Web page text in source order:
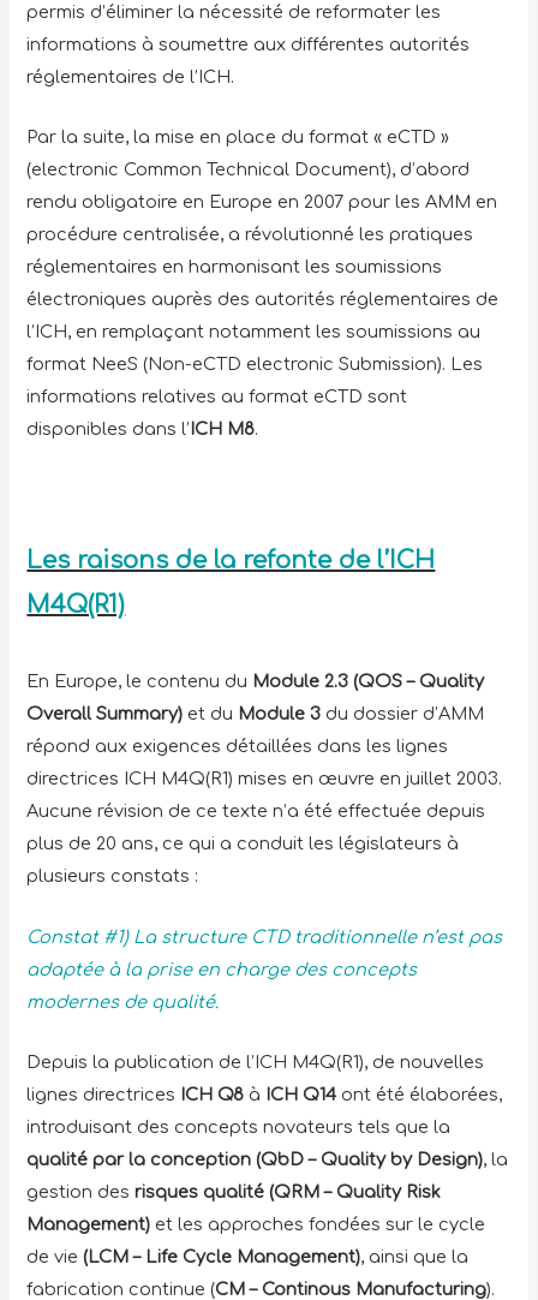
permis d’éliminer la nécessité de reformater les
informations à soumettre aux différentes autorités
réglementaires de l’ICH.
Par la suite, la mise en place du format « eCTD »
(electronic Common Technical Document), d’abord
rendu obligatoire en Europe en 2007 pour les AMM en
procédure centralisée, a révolutionné les pratiques
réglementaires en harmonisant les soumissions
électroniques auprès des autorités réglementaires de
l’ICH, en remplaçant notamment les soumissions au
format NeeS (Non-eCTD electronic Submission). Les
informations relatives au format eCTD sont
disponibles dans l’ ICH M8.
Les raisons de la refonte de l’ICH
M4Q(R1)
En Europe, le contenu du Module 2.3 (QOS – Quality
Overall Summary) et du Module 3 du dossier d’AMM
répond aux exigences détaillées dans les lignes
directrices ICH M4Q(R1) mises en œuvre en juillet 2003.
Aucune révision de ce texte n’a été effectuée depuis
plus de 20 ans, ce qui a conduit les législateurs à
plusieurs constats :
Constat #1) La structure CTD traditionnelle n’est pas
adaptée à la prise en charge des concepts
modernes de qualité.
Depuis la publication de l’ICH M4Q(R1), de nouvelles
lignes directrices
ICH Q8 à ICH Q14ont été élaborées,
introduisant des concepts novateurs tels que la
qualité par la conception (QbD – Quality by Design), la
gestion desrisques qualité (QRM – Quality Risk
Management) et les approches fondées sur le cycle
de vie(LCM – Life Cycle Management), ainsi que la
fabrication continue (CM – Continous Manufacturing).